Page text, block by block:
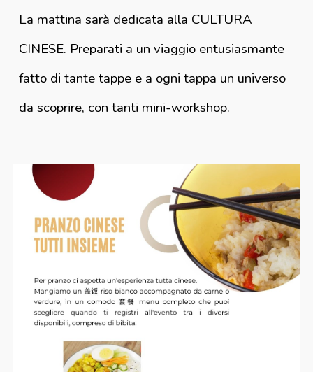
La mattina sarà dedicata alla CULTURA
CINESE. Preparati a un viaggio entusiasmante
fatto di tante tappe e a ogni tappa un universo
da scoprire, con tanti mini-workshop.